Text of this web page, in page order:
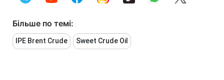
Більше по темі:
IPE Brent Crude Sweet Crude Oil